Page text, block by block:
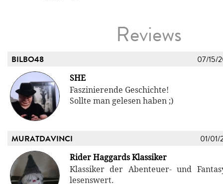
Reviews
BILBO48 07/15/
SHE
Faszinierende Geschichte!
Sollte man gelesen haben ;)
MURATDAVINCI 01/01/
Rider Haggards Klassiker
Klassiker der Abenteuer- und
lesenswert.